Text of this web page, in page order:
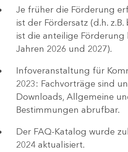
Je früher die Förderung
ist der Fördersatz (d.h.
ist die anteilige Förderung
Jahren 2026 und 2027).
Infoveranstaltung für
2023: Fachvorträge sind
Downloads, Allgemeine
Bestimmungen abrufbar.
Der FAQ-Katalog wurde
2024 aktualisiert.